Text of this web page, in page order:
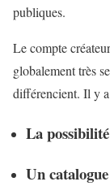
publiques.
Le compte
globalement très
différencient. Il y
La
Un